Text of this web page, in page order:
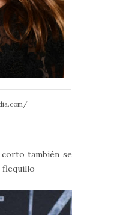
también se
flequillo